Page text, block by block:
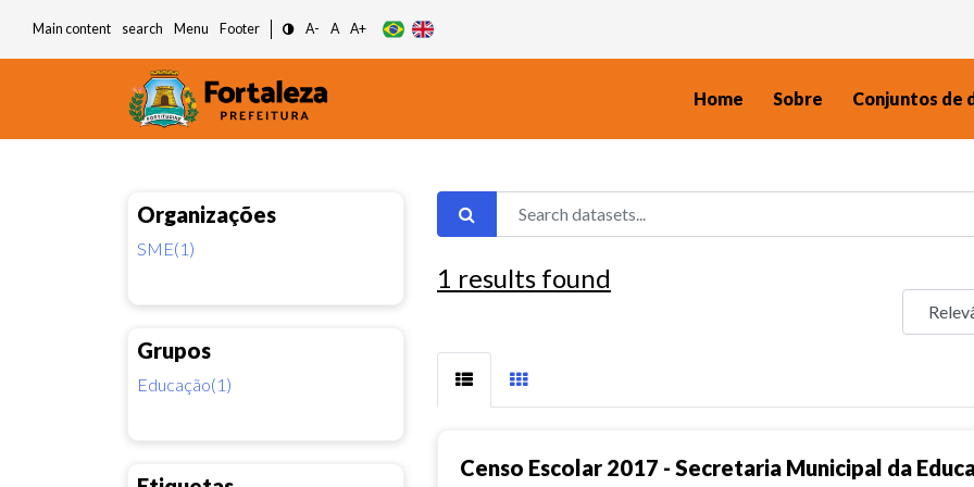
Main content search Menu Footer A- A A+
Home Sobre Conjuntos de
Organizações
SME(1)
Grupos
Educação(1)
1 results found
Censo Escolar 2017 - Secretaria Municipal da